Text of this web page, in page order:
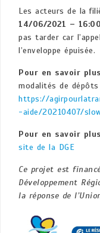
Les acteurs de la
14/06/2021 – 16:00
pas tarder car
l’enveloppe épuisée.
Pour en savoir plus
modalités de dépôts
https://
-aide/20210407/
Pour en savoir plus
site de la DGE
Ce projet est
Développement
la réponse de